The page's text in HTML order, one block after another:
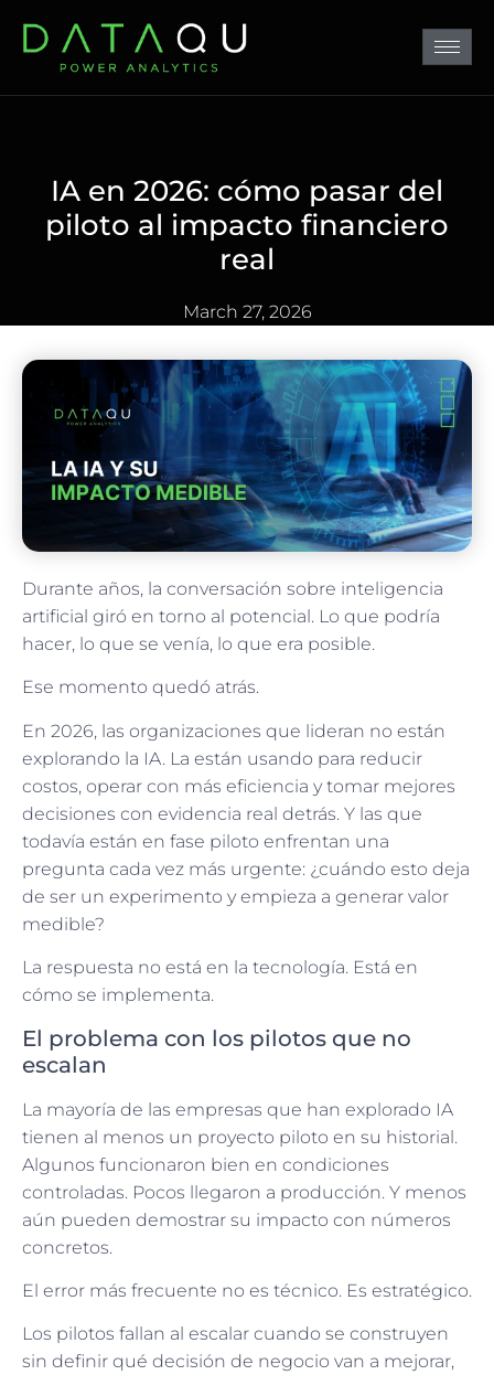
IA en 2026: cómo pasar del
piloto al impacto financiero
real
March 27, 2026
Durante años, la conversación sobre inteligencia
artificial giró en torno al potencial. Lo que podría
hacer, lo que se venía, lo que era posible.
Ese momento quedó atrás.
En 2026, las organizaciones que lideran no están
explorando la IA. La están usando para reducir
costos, operar con más eficiencia y tomar mejores
decisiones con evidencia real detrás. Y las que
todavía están en fase piloto enfrentan una
pregunta cada vez más urgente: ¿cuándo esto deja
de ser un experimento y empieza a generar valor
medible?
La respuesta no está en la tecnología. Está en
cómo se implementa.
El problema con los pilotos que no
escalan
La mayoría de las empresas que han explorado IA
tienen al menos un proyecto piloto en su historial.
Algunos funcionaron bien en condiciones
controladas. Pocos llegaron a producción. Y menos
aún pueden demostrar su impacto con números
concretos.
El error más frecuente no es técnico. Es estratégico.
Los pilotos fallan al escalar cuando se construyen
sin definir qué decisión de negocio van a mejorar,